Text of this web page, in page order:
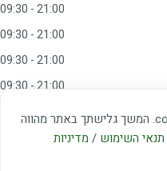
באתר זה נעשה שימוש בקבצי cookies. המשך גלישתך באתר מהווה
תנאי השימוש / מדיניות
09:30 - 21:00
09:30 - 21:00
09:30 - 21:00
09:30 - 21:00
09:00 - 15:00
20:00 - 23:00